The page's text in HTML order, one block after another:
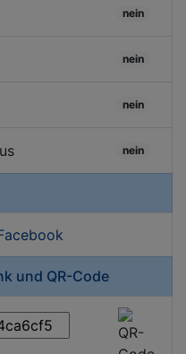
nein
nein
nein
nein
und QR-Code